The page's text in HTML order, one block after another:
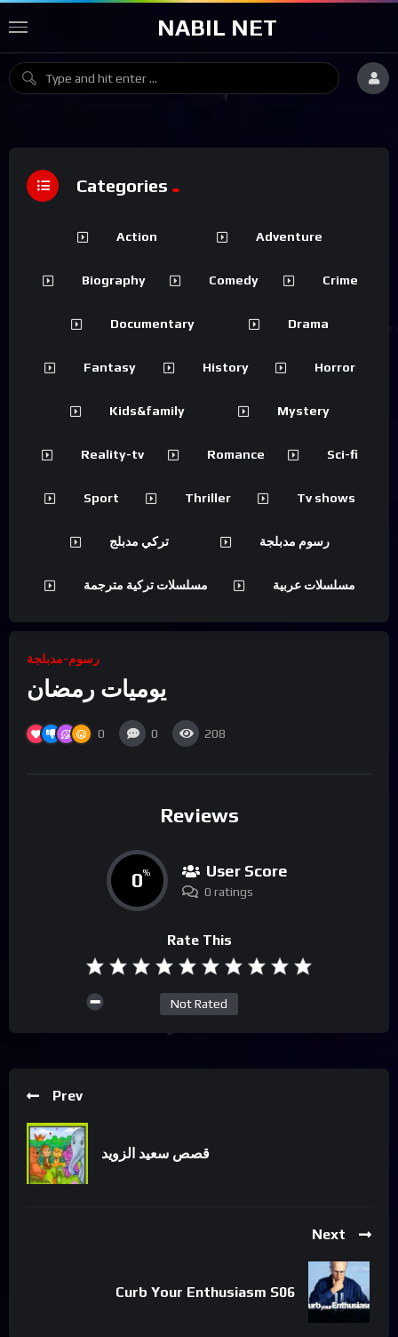
NABIL NET
رسوم-مدبلجة
يوميات رمضان
0 0 208
Reviews
0% User Score
0 ratings
Rate This
Not Rated
Prev
قصص سعيد الزويد
Next
Curb Your Enthusiasm S06
Categories
Action Adventure
Biography Comedy Crime
Documentary Drama
Fantasy History Horror
Kids&family Mystery
Reality-tv Romance Sci-fi
Sport Thriller Tv shows
تركي مدبلج رسوم مدبلجة
مسلسلات تركية مترجمة مسلسلات عربية